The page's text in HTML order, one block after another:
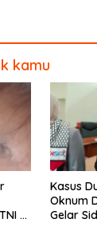
kamu
di
Kasus
Oknum
Gelar